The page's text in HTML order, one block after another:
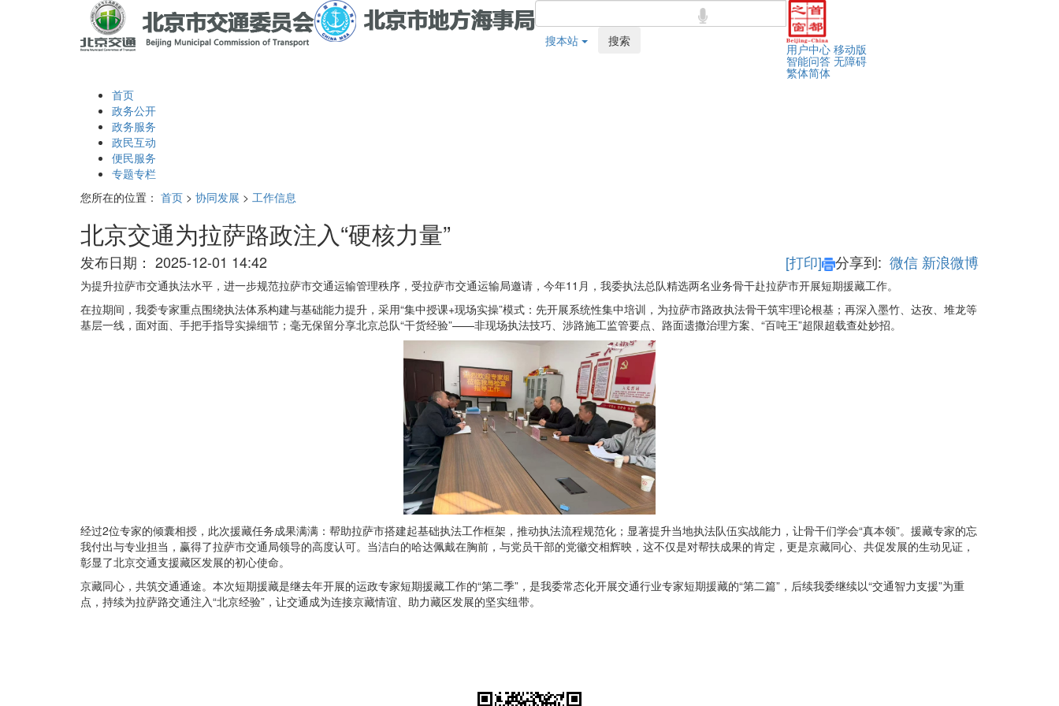
搜本站 搜索
用户中心 移动版
智能问答 无障碍
繁体简体
首页
政务公开
政务服务
政民互动
便民服务
专题专栏
您所在的位置： 首页 > 协同发展 > 工作信息
北京交通为拉萨路政注入“硬核力量”
发布日期： 2025-12-01 14:42 [打印] 分享到: 微信 新浪微博
为提升拉萨市交通执法水平，进一步规范拉萨市交通运输管理秩序，受拉萨市交通运输局邀请，今年11月，我委执法总队精选两名业务骨干赴拉萨市开展短期援藏工作。
在拉期间，我委专家重点围绕执法体系构建与基础能力提升，采用“集中授课+现场实操”模式：先开展系统性集中培训，为拉萨市路政执法骨干筑牢理论根基；再深入墨竹、达孜、堆龙等
基层一线，面对面、手把手指导实操细节；毫无保留分享北京总队“干货经验”——非现场执法技巧、涉路施工监管要点、路面遗撒治理方案、“百吨王”超限超载查处妙招。
经过2位专家的倾囊相授，此次援藏任务成果满满：帮助拉萨市搭建起基础执法工作框架，推动执法流程规范化；显著提升当地执法队伍实战能力，让骨干们学会“真本领”。援藏专家的忘
我付出与专业担当，赢得了拉萨市交通局领导的高度认可。当洁白的哈达佩戴在胸前，与党员干部的党徽交相辉映，这不仅是对帮扶成果的肯定，更是京藏同心、共促发展的生动见证，
彰显了北京交通支援藏区发展的初心使命。
京藏同心，共筑交通通途。本次短期援藏是继去年开展的运政专家短期援藏工作的“第二季”，是我委常态化开展交通行业专家短期援藏的“第二篇”，后续我委继续以“交通智力支援”为重
点，持续为拉萨路交通注入“北京经验”，让交通成为连接京藏情谊、助力藏区发展的坚实纽带。